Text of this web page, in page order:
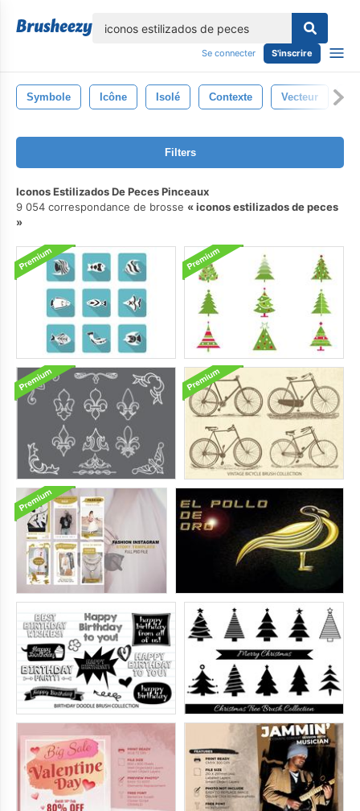
Se connecter S'inscrire
Symbole Icône Isolé Contexte Vecteur
Filters
Iconos Estilizados De Peces Pinceaux
9 054 correspondance de brosse
iconos estilizados de peces